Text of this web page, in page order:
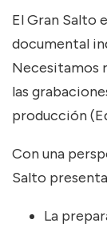
El Gran Salto
documental
Necesitamos
las
producción
Con una
Salto
La